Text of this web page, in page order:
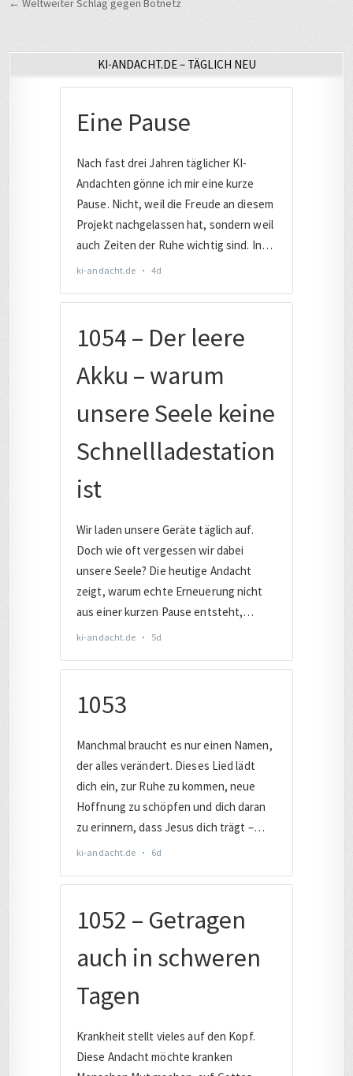
← Weltweiter Schlag gegen Botnetz
KI-ANDACHT.DE – TÄGLICH NEU